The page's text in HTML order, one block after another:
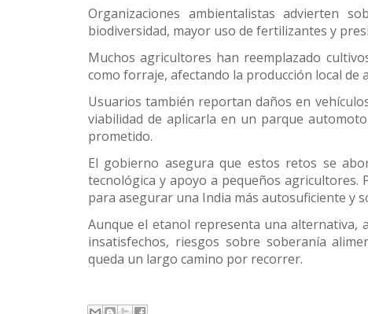
Organizaciones ambientalistas advierten
biodiversidad, mayor uso de fertilizantes y
Muchos agricultores han reemplazado
como forraje, afectando la producción local de
Usuarios también reportan daños en
viabilidad de aplicarla en un parque
prometido.
El gobierno asegura que estos retos se
tecnológica y apoyo a pequeños agricultores.
para asegurar una India más autosuficiente y
Aunque el etanol representa una alternativa,
insatisfechos, riesgos sobre soberanía
queda un largo camino por recorrer.